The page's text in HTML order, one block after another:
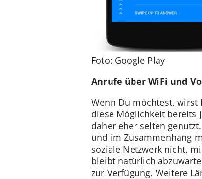
Foto: Google Play
Anrufe über WiFi und
Wenn Du möchtest, wirst
diese Möglichkeit bereits
daher eher selten
und im Zusammenhang
soziale Netzwerk nicht,
bleibt natürlich
zur Verfügung. Weitere